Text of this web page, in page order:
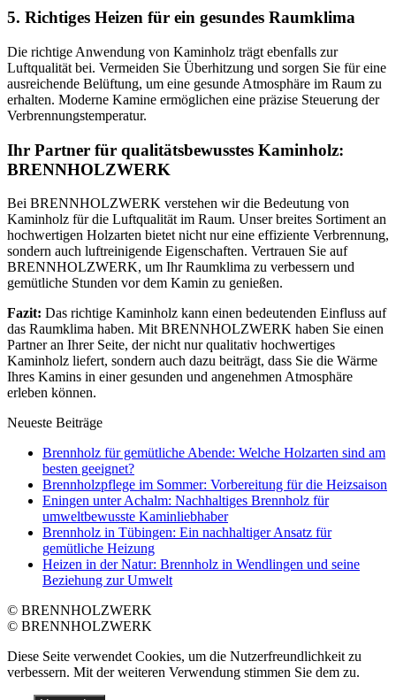
5. Richtiges Heizen für ein gesundes Raumklima
Die richtige Anwendung von Kaminholz trägt ebenfalls zur
Luftqualität bei. Vermeiden Sie Überhitzung und sorgen Sie für eine
ausreichende Belüftung, um eine gesunde Atmosphäre im Raum zu
erhalten. Moderne Kamine ermöglichen eine präzise Steuerung der
Verbrennungstemperatur.
Ihr Partner für qualitätsbewusstes Kaminholz:
BRENNHOLZWERK
Bei BRENNHOLZWERK verstehen wir die Bedeutung von
Kaminholz für die Luftqualität im Raum. Unser breites Sortiment an
hochwertigen Holzarten bietet nicht nur eine effiziente Verbrennung,
sondern auch luftreinigende Eigenschaften. Vertrauen Sie auf
BRENNHOLZWERK, um Ihr Raumklima zu verbessern und
gemütliche Stunden vor dem Kamin zu genießen.
Fazit: Das richtige Kaminholz kann einen bedeutenden Einfluss auf
das Raumklima haben. Mit BRENNHOLZWERK haben Sie einen
Partner an Ihrer Seite, der nicht nur qualitativ hochwertiges
Kaminholz liefert, sondern auch dazu beiträgt, dass Sie die Wärme
Ihres Kamins in einer gesunden und angenehmen Atmosphäre
erleben können.
Neueste Beiträge
Brennholz für gemütliche Abende: Welche Holzarten sind am
besten geeignet?
Brennholzpflege im Sommer: Vorbereitung für die Heizsaison
Eningen unter Achalm: Nachhaltiges Brennholz für
umweltbewusste Kaminliebhaber
Brennholz in Tübingen: Ein nachhaltiger Ansatz für
gemütliche Heizung
Heizen in der Natur: Brennholz in Wendlingen und seine
Beziehung zur Umwelt
© BRENNHOLZWERK
© BRENNHOLZWERK
Diese Seite verwendet Cookies, um die Nutzerfreundlichkeit zu
verbessern. Mit der weiteren Verwendung stimmen Sie dem zu.